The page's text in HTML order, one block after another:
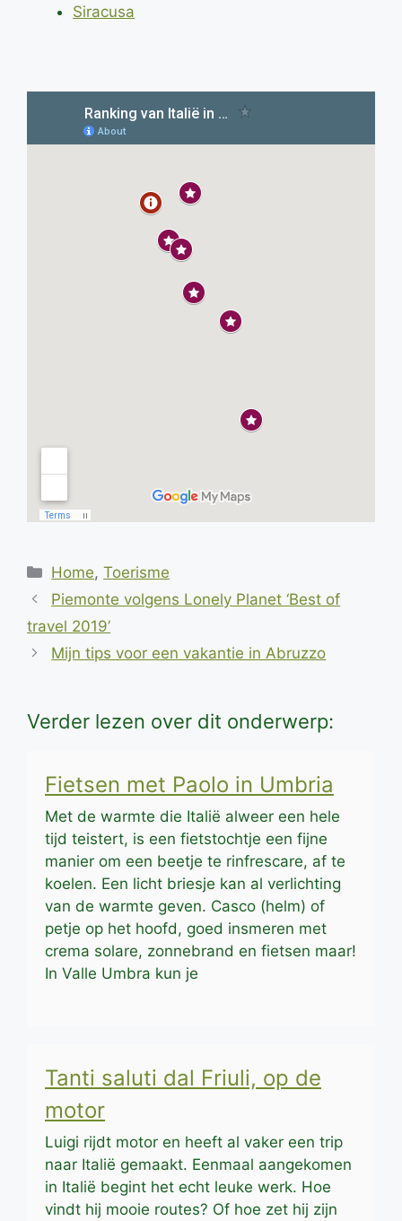
Siracusa
Categorieën
Home,Toerisme
Piemonte volgens Lonely Planet ‘Best of
travel 2019’
Mijn tips voor een vakantie in Abruzzo
Verder lezen over dit onderwerp:
Fietsen met Paolo in Umbria
Met de warmte die Italië alweer een hele
tijd teistert, is een fietstochtje een fijne
manier om een beetje te rinfrescare, af te
koelen. Een licht briesje kan al verlichting
van de warmte geven. Casco (helm) of
petje op het hoofd, goed insmeren met
crema solare, zonnebrand en fietsen maar!
In Valle Umbra kun je
Tanti saluti dal Friuli, op de
motor
Luigi rijdt motor en heeft al vaker een trip
naar Italië gemaakt. Eenmaal aangekomen
in Italië begint het echt leuke werk. Hoe
vindt hij mooie routes? Of hoe zet hij zijn